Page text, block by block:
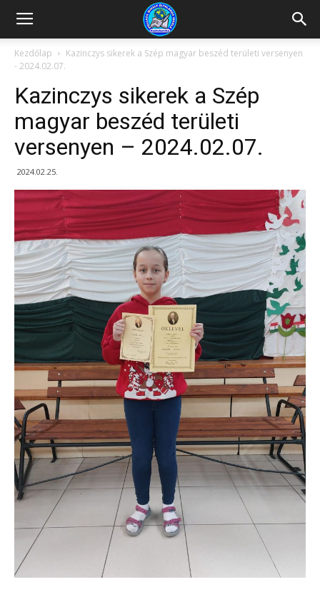
Kazincbarcikai
Pollack
Mihály
Általános
Iskola
Kezdőlap
Kazinczys sikerek a Szép magyar beszéd területi versenyen
- 2024.02.07.
Kazinczys sikerek a Szép
magyar beszéd területi
versenyen – 2024.02.07.
2024.02.25.